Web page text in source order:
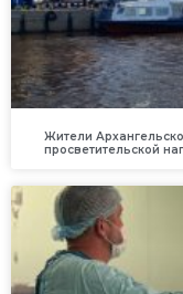
Жители
просветительской